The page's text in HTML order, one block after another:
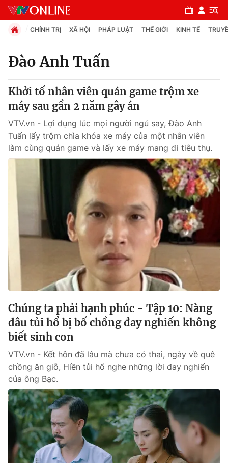
Chuyên mục
Chính trị
Xã hội
Pháp luật
Thế giới
Tin tức
Câu chuyện quốc tế
Thị trường
Góc doanh nghiệp
Dữ liệu và đời sống
Truyền hình
Phim VTV
Hậu trường
Nhân vật
Khán giả
Giải sao mai
Giải trí
Điện ảnh
Âm nhạc
Sao
Đời sống
Du lịch
Làm đẹp
Chất lượng cuộc sống
Giáo dục
Tuyển sinh
Học trực tuyến
Công nghệ
Hitech Công nghệ tương lai
Giao lưu trực tuyến
CHÍNH TRỊ XÃ HỘI PHÁP LUẬT THẾ GIỚI KINH TẾ
Đào Anh Tuấn
Khởi tố nhân viên quán game trộm xe
máy sau gần 2 năm gây án
VTV.vn - Lợi dụng lúc mọi người ngủ say, Đào Anh
Tuấn lấy trộm chìa khóa xe máy của một nhân viên
làm cùng quán game và lấy xe máy mang đi tiêu thụ.
Chúng ta phải hạnh phúc - Tập 10: Nàng
dâu tủi hổ bị bố chồng đay nghiến không
biết sinh con
VTV.vn - Kết hôn đã lâu mà chưa có thai, ngày về quê
chồng ăn giỗ, Hiền tủi hổ nghe những lời đay nghiến
của ông Bạc.